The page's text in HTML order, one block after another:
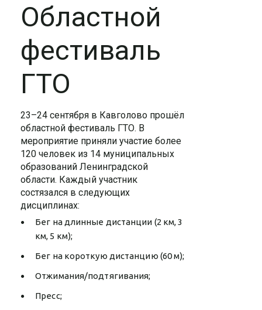
Областной
фестиваль
ГТО
23–24 сентября в Кавголово прошёл
областной фестиваль ГТО. В
мероприятие приняли участие более
120 человек из 14 муниципальных
образований Ленинградской
области. Каждый участник
состязался в следующих
дисциплинах:
Бег на длинные дистанции (2 км, 3
км, 5 км);
Бег на короткую дистанцию (60 м);
Отжимания/подтягивания;
Пресс;